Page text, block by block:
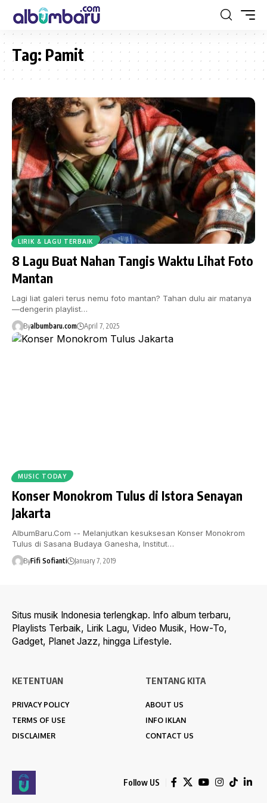
Tag: Pamit
LIRIK & LAGU TERBAIK
8 Lagu Buat Nahan Tangis Waktu Lihat Foto
Mantan
Lagi liat galeri terus nemu foto mantan? Tahan dulu air matanya
—dengerin playlist…
Byalbumbaru.com April 7, 2025
MUSIC TODAY
Konser Monokrom Tulus di Istora Senayan
Jakarta
AlbumBaru.Com -- Melanjutkan kesuksesan Konser Monokrom
Tulus di Sasana Budaya Ganesha, Institut…
ByFifi Sofianti January 7, 2019
Situs musik Indonesia terlengkap. Info album terbaru,
Playlists Terbaik, Lirik Lagu, Video Musik, How-To,
Gadget, Planet Jazz, hingga Lifestyle.
KETENTUAN
PRIVACY POLICY
TERMS OF USE
DISCLAIMER
TENTANG KITA
ABOUT US
INFO IKLAN
CONTACT US
Follow US